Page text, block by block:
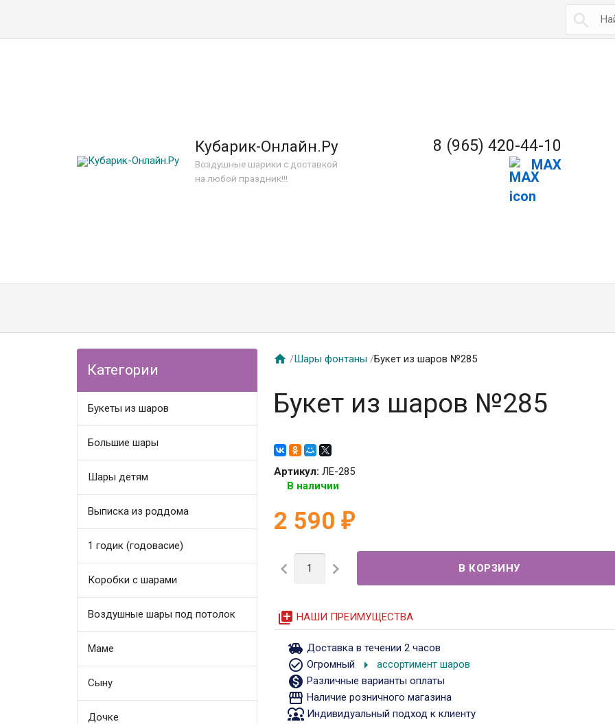

Кубарик-Онлайн.Ру
Воздушные шарики с доставкой
на любой праздник!!!
8 (965) 420-44-10
MAX
Категории
Букеты из шаров
Большие шары
Шары детям
Выписка из роддома
1 годик (годовасие)
Коробки с шарами
Воздушные шары под потолок
Маме
Сыну
Дочке
 /Шары фонтаны /Букет из шаров №285
Букет из шаров №285
Артикул: ЛЕ-285
В наличии
2 590 ₽
 
queue НАШИ ПРЕИМУЩЕСТВА
toys Доставка в течении 2 часов
check_circle_outline Огромный arrow_right ассортимент шаров
monetization_on Различные варианты оплаты
storefront Наличие розничного магазина
diversity_1Индивидуальный подход к клиенту